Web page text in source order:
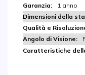
1 anno